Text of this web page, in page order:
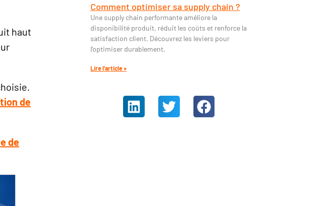
haut
de
de
Comment optimiser sa supply chain ?
Une supply chain performante améliore la
disponibilité produit, réduit les coûts et renforce la
satisfaction client. Découvrez les leviers pour
l’optimiser durablement.
Lire l'article »